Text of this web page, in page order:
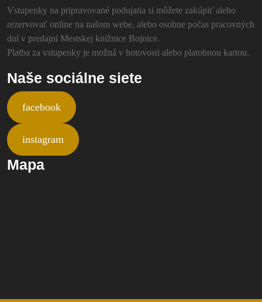
Vstupenky na pripravované podujatia si môžete zakúpiť alebo
rezervovať online na našom webe, alebo osobne počas pracovných
dní v predajni Mestskej knižnice Bojnice.
Platba za vstupenky je možná v hotovosti alebo platobnou kartou.
Naše sociálne siete
facebook
instagram
Mapa